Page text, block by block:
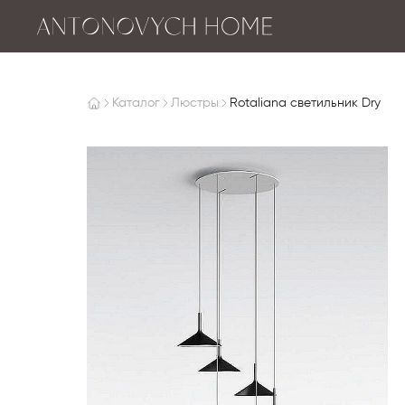
Каталог Люстры Rotaliana светильник Dry